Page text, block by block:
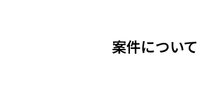
案件について